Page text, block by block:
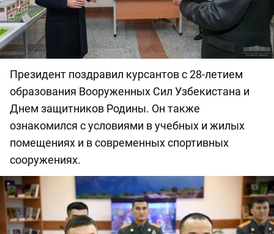
Президент поздравил курсантов с 28-летием
образования Вооруженных Сил Узбекистана и
Днем защитников Родины. Он также
ознакомился с условиями в учебных и жилых
помещениях и в современных спортивных
сооружениях.